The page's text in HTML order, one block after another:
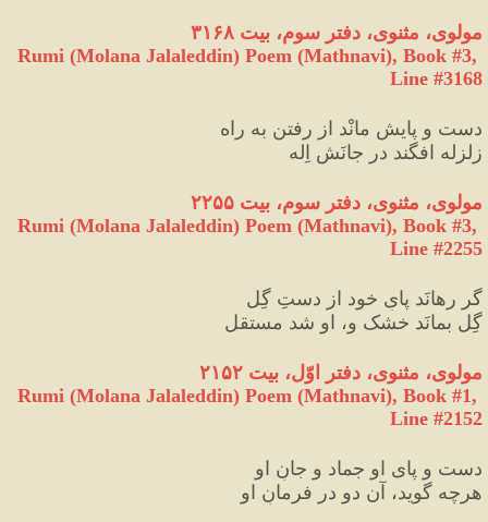
مولوی، مثنوی، دفتر سوم، بیت ۳۱۶۸
Rumi (Molana Jalaleddin) Poem (Mathnavi), Book #3,
Line #3168
دست و پایش مانْد از رفتن به راه
زلزله افگند در جانَش اِله
مولوی، مثنوی، دفتر سوم، بیت ۲۲۵۵
Rumi (Molana Jalaleddin) Poem (Mathnavi), Book #3,
Line #2255
گر رهانَد پایِ خود از دستِ گِل
گِل بمانَد خشک و، او شد مستقل
مولوی، مثنوی، دفتر اوّل، بیت ۲۱۵۲
Rumi (Molana Jalaleddin) Poem (Mathnavi), Book #1,
Line #2152
دست و پای او جماد و جانِ او
هرچه گوید، آن دو در فرمانِ او